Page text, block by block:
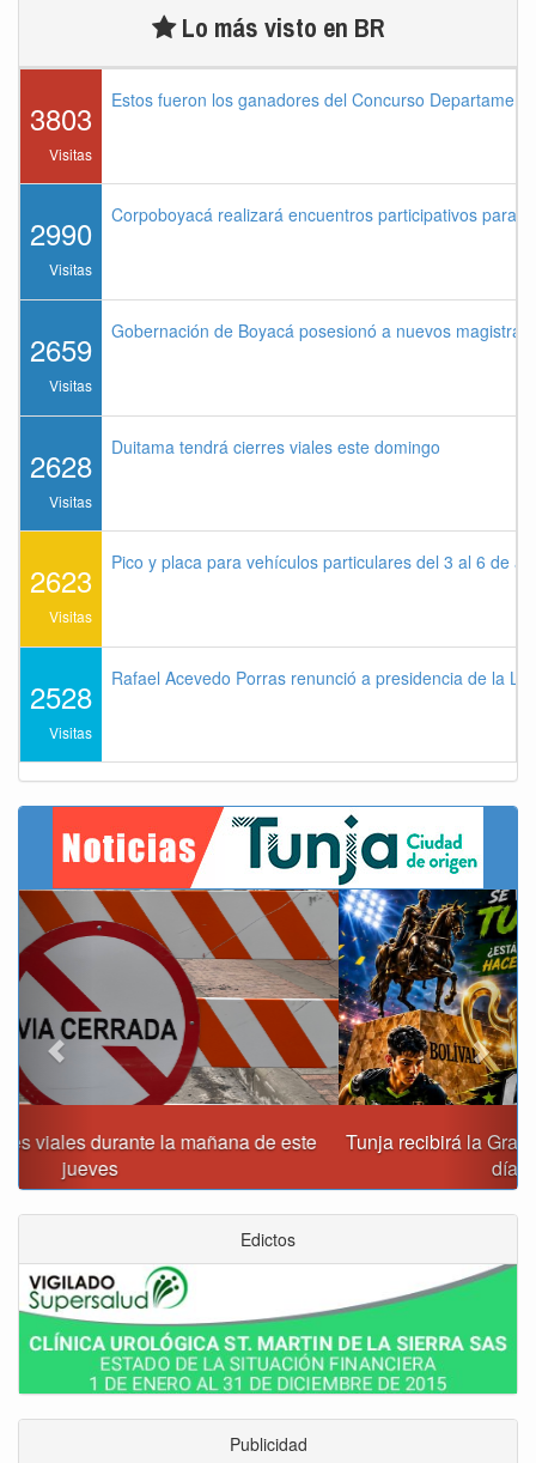
Lo más visto en BR
3803
Visitas
Estos fueron los ganadores del Concurso
2990
Visitas
Corpoboyacá realizará encuentros participativos para
2659
Visitas
Gobernación de Boyacá posesionó a nuevos
2628
Visitas
Duitama tendrá cierres viales este domingo
2623
Visitas
Pico y placa para vehículos particulares del 3 al 6 de
2528
Visitas
Rafael Acevedo Porras renunció a presidencia de la
Tunja recibirá la Gran Copa de Fútbol Sala Prejuvenil los
Previous Next
Edictos
Publicidad